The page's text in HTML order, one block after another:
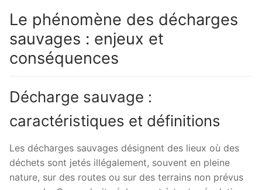
Le phénomène des décharges
sauvages : enjeux et
conséquences
Décharge sauvage :
caractéristiques et définitions
Les décharges sauvages désignent des lieux où des
déchets sont jetés illégalement, souvent en pleine
nature, sur des routes ou sur des terrains non prévus